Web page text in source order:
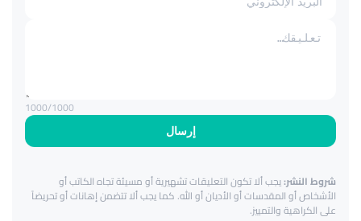
إرسال
1000/1000
شروط النشر:يجب ألا تكون التعليقات تشهيرية أو مسيئة تجاه الكاتب أو
الأشخاص أو المقدسات أو الأديان أو الله. كما يجب ألا تتضمن إهانات أو تحريضاً
على الكراهية والتمييز.